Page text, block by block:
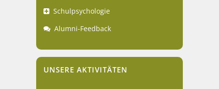
Schulpsychologie
Alumni-Feedback
UNSERE AKTIVITÄTEN